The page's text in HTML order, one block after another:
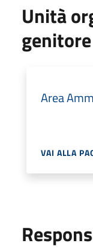
Unità
genitore
Area
VAI ALLA